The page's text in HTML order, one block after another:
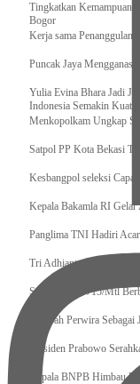
Tingkatkan Kemampuan
Bogor
Kerja sama
Puncak Jaya
Yulia Evina Bhara Jadi
Indonesia Semakin Kuat
Menkopolkam Ungkap
Satpol PP Kota Bekasi
Kesbangpol seleksi
Kepala Bakamla RI
Panglima TNI Hadiri
Tri Adhianto : Kota
Satgas Yonif 715/Mtl
Sumpah Perwira
Presiden Prabowo
Kepala BNPB Himbau